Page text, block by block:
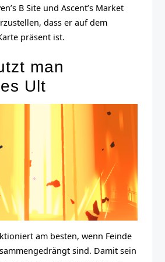
B Site und Ascent’s Market
dass er auf dem
präsent ist.
man
Ult
am besten, wenn Feinde
sind. Damit sein